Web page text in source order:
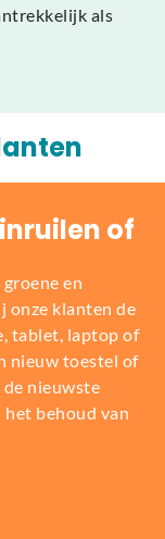
als
of
en
onze klanten de
tablet, laptop of
nieuw toestel of
nieuwste
behoud van